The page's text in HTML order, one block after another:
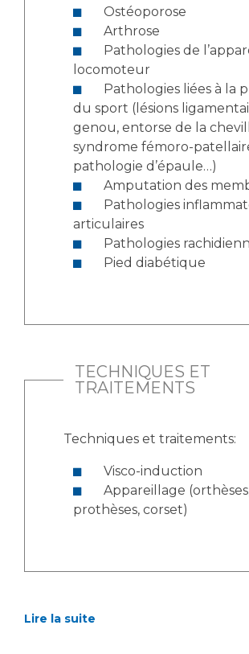
Ostéoporose
Arthrose
locomoteur
du sport (lésions
genou, entorse de la
syndrome fémoro-
pathologie d’épaule…)
Amputation des
articulaires
Pathologies
Pied diabétique
TECHNIQUES ET
TRAITEMENTS
Techniques et traitements:
Visco-induction
prothèses, corset)
Lire la suite